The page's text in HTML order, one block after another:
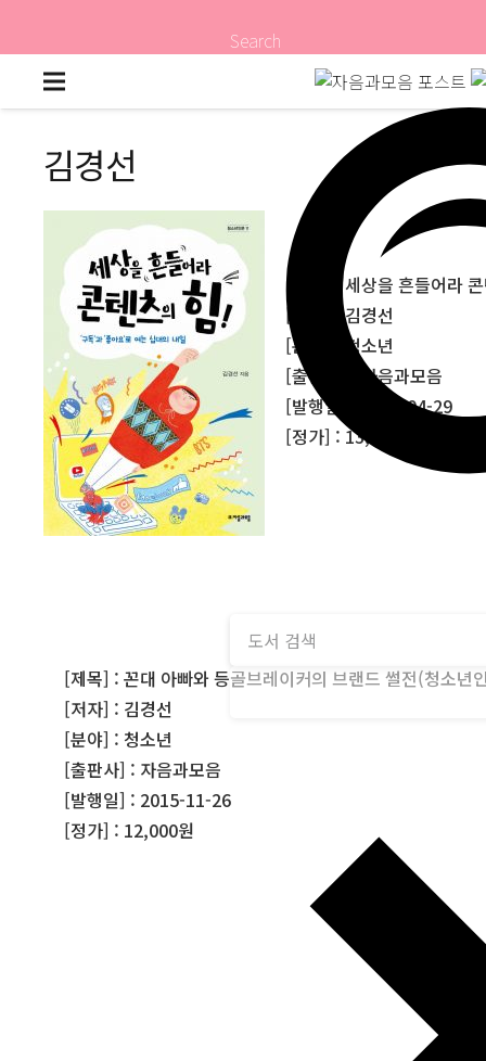
Search
김경선
[제목] : 세상을 흔들어라
[저자] : 김경선
[분야] : 청소년
[출판사] : 자음과모음
[발행일] : 2019-04-29
[정가] : 13,000원
[제목] : 꼰대 아빠와 등골브레이커의 브랜드 썰전(청소년
[저자] : 김경선
[분야] : 청소년
[출판사] : 자음과모음
[발행일] : 2015-11-26
[정가] : 12,000원